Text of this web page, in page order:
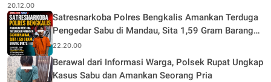
Rhu
20.12.00
Satresnarkoba Polres Bengkalis Amankan Terduga
Pengedar Sabu di Mandau, Sita 1,59 Gram Barang
Bukti
22.20.00
Berawal dari Informasi Warga, Polsek Rupat Ungkap
Kasus Sabu dan Amankan Seorang Pria